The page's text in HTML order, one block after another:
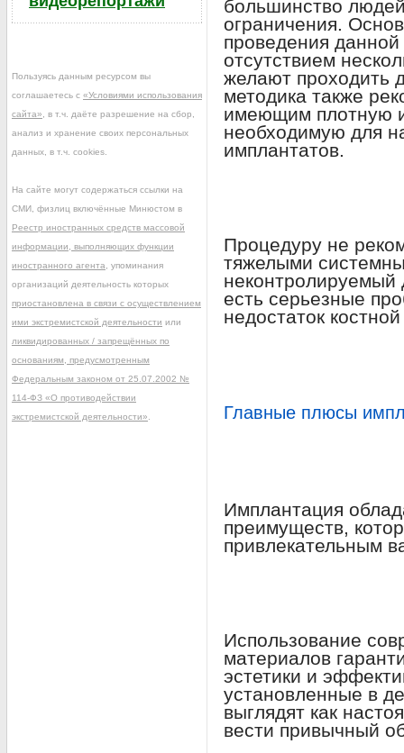
большинство
ограничения.
проведения
отсутствием
желают проходить
методика также
имеющим плотную
необходимую для
имплантатов.
Процедуру не
тяжелыми
неконтролируемый
есть серьезные
недостаток
Главные плюсы
Имплантация
преимуществ,
привлекательным
Использование
материалов
эстетики и
установленные в
выглядят как
вести привычный
Пользуясь данным ресурсом вы
соглашаетесь с «Условиями использования
сайта» , в т.ч. даёте разрешение на сбор,
анализ и хранение своих персональных
данных, в т.ч. cookies.
На сайте могут содержаться ссылки на
СМИ, физлиц включённые Минюстом в
Реестр иностранных средств массовой
информации, выполняющих функции
иностранного агента , упоминания
организаций деятельность которых
приостановлена в связи с осуществлением
ими экстремистской деятельности или
ликвидированных / запрещённых по
основаниям, предусмотренным
Федеральным законом от 25.07.2002 №
114-ФЗ «О противодействии
экстремистской деятельности»